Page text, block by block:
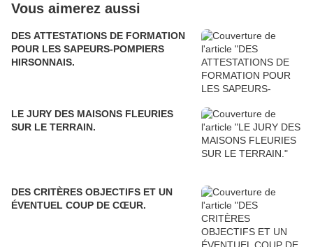
Vous aimerez aussi
DES ATTESTATIONS DE FORMATION
POUR LES SAPEURS-POMPIERS
HIRSONNAIS.
LE JURY DES MAISONS FLEURIES
SUR LE TERRAIN.
DES CRITÈRES OBJECTIFS ET UN
ÉVENTUEL COUP DE CŒUR.